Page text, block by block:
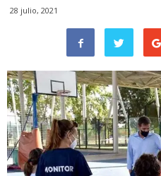
28 julio, 2021